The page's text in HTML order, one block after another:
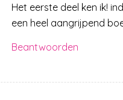
Het eerste deel ken ik!
een heel aangrijpend
Beantwoorden